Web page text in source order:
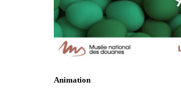
Animation